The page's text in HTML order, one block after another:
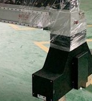
giá cấu hình các
bộ phận cơ bản
20+ Thuật ngữ
xe nâng bằng
tiếng anh